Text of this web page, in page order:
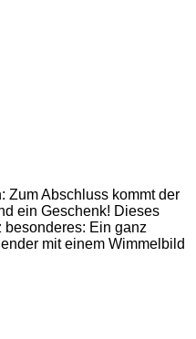
Zum Abschluss kommt der
ein Geschenk! Dieses
besonderes: Ein ganz
mit einem Wimmelbild